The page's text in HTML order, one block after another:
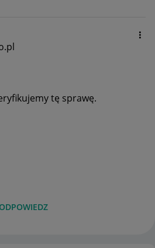
tę sprawę.
ODPOWIEDZ